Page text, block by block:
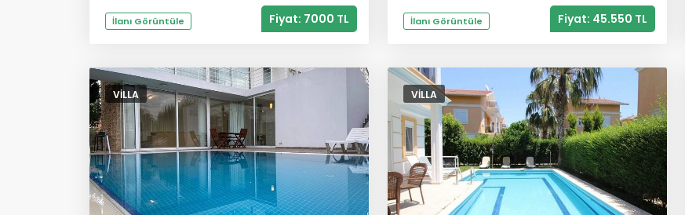
İlanı Görüntüle Fiyat: 7000 TL İlanı Görüntüle Fiyat: 45.550 TL
VILLA VILLA